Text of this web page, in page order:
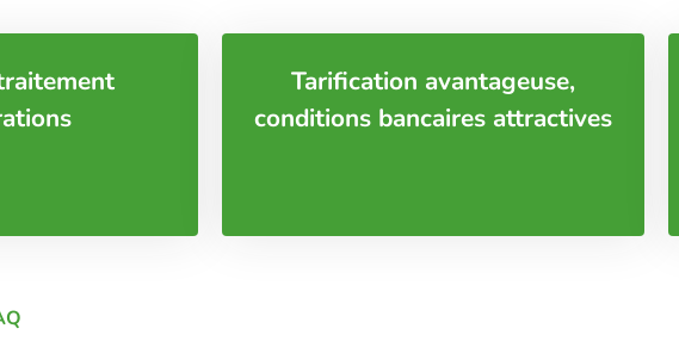
Tarification avantageuse,
conditions bancaires attractives